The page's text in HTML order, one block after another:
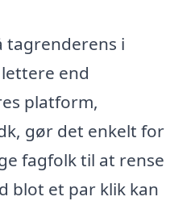
tagrenderens i
end
platform,
gør det enkelt for
fagfolk til at rense
blot et par klik kan